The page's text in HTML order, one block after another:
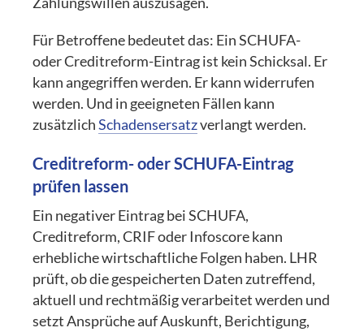
Für Betroffene bedeutet das: Ein SCHUFA-
oder Creditreform-Eintrag ist kein Schicksal. Er
kann angegriffen werden. Er kann widerrufen
werden. Und in geeigneten Fällen kann
zusätzlichSchadensersatzverlangt werden.
Creditreform- oder SCHUFA-Eintrag
prüfen lassen
Ein negativer Eintrag bei SCHUFA,
Creditreform, CRIF oder Infoscore kann
erhebliche wirtschaftliche Folgen haben. LHR
prüft, ob die gespeicherten Daten zutreffend,
aktuell und rechtmäßig verarbeitet werden und
setzt Ansprüche auf Auskunft, Berichtigung,